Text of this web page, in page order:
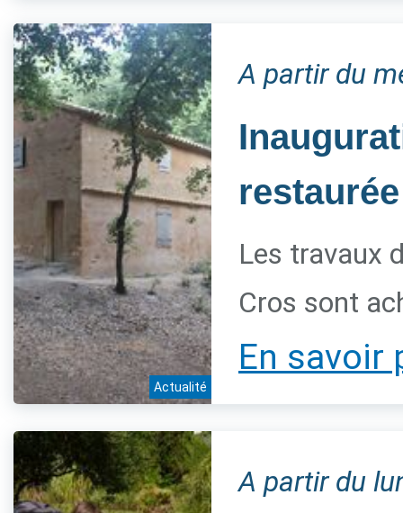
Actualité
A partir du
Les travaux
Cros sont
En savoir
A partir du